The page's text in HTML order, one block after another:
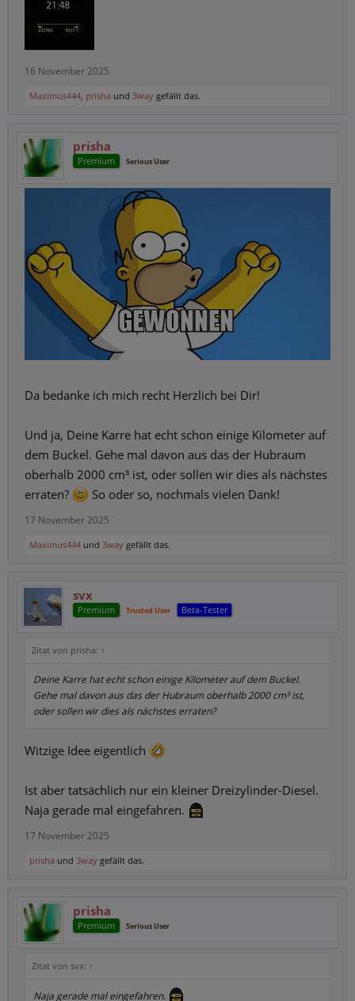
16 November 2025
Maximus444, prisha und 3way gefällt das.
prisha
Premium Serious User
Da bedanke ich mich recht Herzlich bei Dir!
Und ja, Deine Karre hat echt schon einige Kilometer auf
dem Buckel. Gehe mal davon aus das der Hubraum
oberhalb 2000 cm³ ist, oder sollen wir dies als nächstes
erraten?
So oder so, nochmals vielen Dank!
17 November 2025
Maximus444 und 3way gefällt das.
svx
Premium Trusted User Beta-Tester
Zitat von prisha: ↑
Deine Karre hat echt schon einige Kilometer auf dem Buckel.
Gehe mal davon aus das der Hubraum oberhalb 2000 cm³ ist,
oder sollen wir dies als nächstes erraten?
Witzige Idee eigentlich
Ist aber tatsächlich nur ein kleiner Dreizylinder-Diesel.
Naja gerade mal eingefahren.
17 November 2025
prisha und 3way gefällt das.
prisha
Premium Serious User
Zitat von svx: ↑
Naja gerade mal eingefahren.